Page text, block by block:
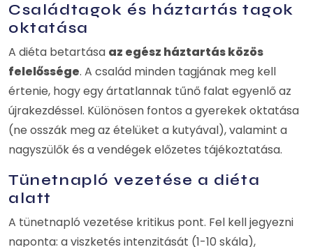
Családtagok és háztartás tagok
oktatása
A diéta betartása az egész háztartás közös
felelőssége. A család minden tagjának meg kell
értenie, hogy egy ártatlannak tűnő falat egyenlő az
újrakezdéssel. Különösen fontos a gyerekek oktatása
(ne osszák meg az ételüket a kutyával), valamint a
nagyszülők és a vendégek előzetes tájékoztatása.
Tünetnapló vezetése a diéta
alatt
A tünetnapló vezetése kritikus pont. Fel kell jegyezni
naponta: a viszketés intenzitását (1-10 skála),